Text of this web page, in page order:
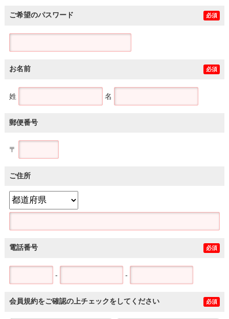
ご希望のパスワード 必須
お名前 必須
姓 名
郵便番号
〒
ご住所
電話番号 必須
- -
会員規約をご確認の上チェックをしてください 必須